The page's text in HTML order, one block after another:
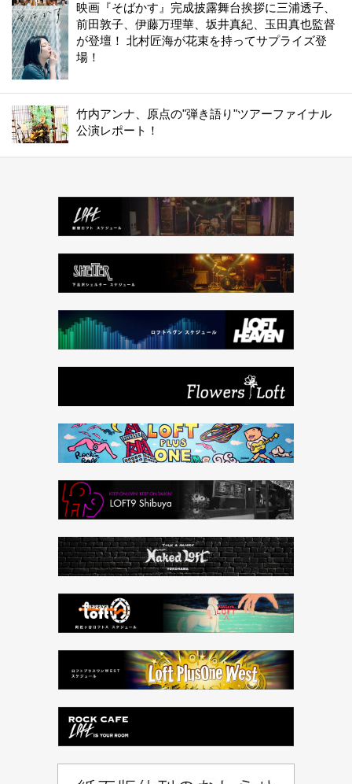
映画『そばかす』完成披露舞台挨拶に三浦透子、
前田敦子、伊藤万理華、坂井真紀、玉田真也監督
が登壇！ 北村匠海が花束を持ってサプライズ登
場！
竹内アンナ、原点の"弾き語り"ツアーファイナル
公演レポート！